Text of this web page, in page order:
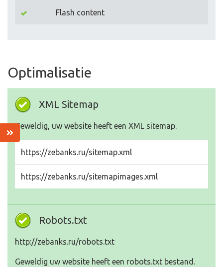
Flash content
Optimalisatie
XML Sitemap
Geweldig, uw website heeft een XML sitemap.
https://zebanks.ru/sitemap.xml
https://zebanks.ru/sitemapimages.xml
Robots.txt
http://zebanks.ru/robots.txt
Geweldig uw website heeft een robots.txt bestand.